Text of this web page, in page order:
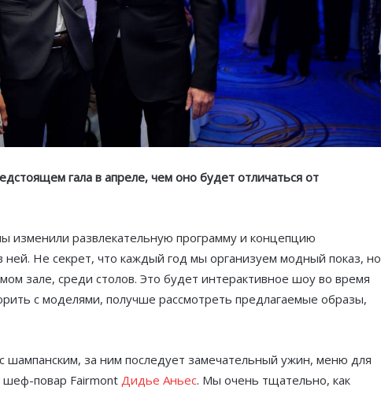
гала в апреле, чем оно будет отличаться от
изменили развлекательную программу и концепцию
ней. Не секрет, что каждый год мы организуем модный показ, но
зале, среди столов. Это будет интерактивное шоу во время
с моделями, получше рассмотреть предлагаемые образы,
шампанским, за ним последует замечательный ужин, меню для
шеф-повар Fairmont Дидье Аньес. Мы очень тщательно, как